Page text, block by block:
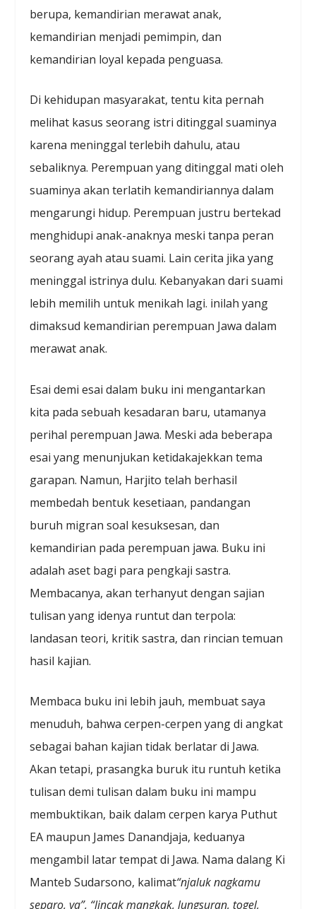
berupa, kemandirian merawat anak,
kemandirian menjadi pemimpin, dan
kemandirian loyal kepada penguasa.
Di kehidupan masyarakat, tentu kita pernah
melihat kasus seorang istri ditinggal suaminya
karena meninggal terlebih dahulu, atau
sebaliknya. Perempuan yang ditinggal mati oleh
suaminya akan terlatih kemandiriannya dalam
mengarungi hidup. Perempuan justru bertekad
menghidupi anak-anaknya meski tanpa peran
seorang ayah atau suami. Lain cerita jika yang
meninggal istrinya dulu. Kebanyakan dari suami
lebih memilih untuk menikah lagi. inilah yang
dimaksud kemandirian perempuan Jawa dalam
merawat anak.
Esai demi esai dalam buku ini mengantarkan
kita pada sebuah kesadaran baru, utamanya
perihal perempuan Jawa. Meski ada beberapa
esai yang menunjukan ketidakajekkan tema
garapan. Namun, Harjito telah berhasil
membedah bentuk kesetiaan, pandangan
buruh migran soal kesuksesan, dan
kemandirian pada perempuan jawa. Buku ini
adalah aset bagi para pengkaji sastra.
Membacanya, akan terhanyut dengan sajian
tulisan yang idenya runtut dan terpola:
landasan teori, kritik sastra, dan rincian temuan
hasil kajian.
Membaca buku ini lebih jauh, membuat saya
menuduh, bahwa cerpen-cerpen yang di angkat
sebagai bahan kajian tidak berlatar di Jawa.
Akan tetapi, prasangka buruk itu runtuh ketika
tulisan demi tulisan dalam buku ini mampu
membuktikan, baik dalam cerpen karya Puthut
EA maupun James Danandjaja, keduanya
mengambil latar tempat di Jawa. Nama dalang Ki
Manteb Sudarsono, kalimat“njaluk nagkamu
separo, ya”, “lincak mangkak, lungsuran, togel,